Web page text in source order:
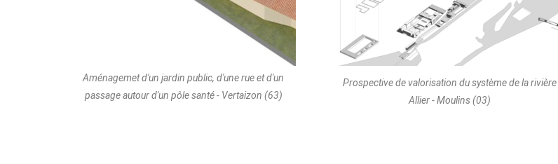
Aménagemet d'un jardin public, d'une rue et d'un
passage autour d'un pôle santé - Vertaizon (63)
Prospective de valorisation du système de la rivière
Allier - Moulins (03)